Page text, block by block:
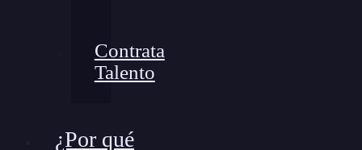
Contrata
Talento
¿Por qué